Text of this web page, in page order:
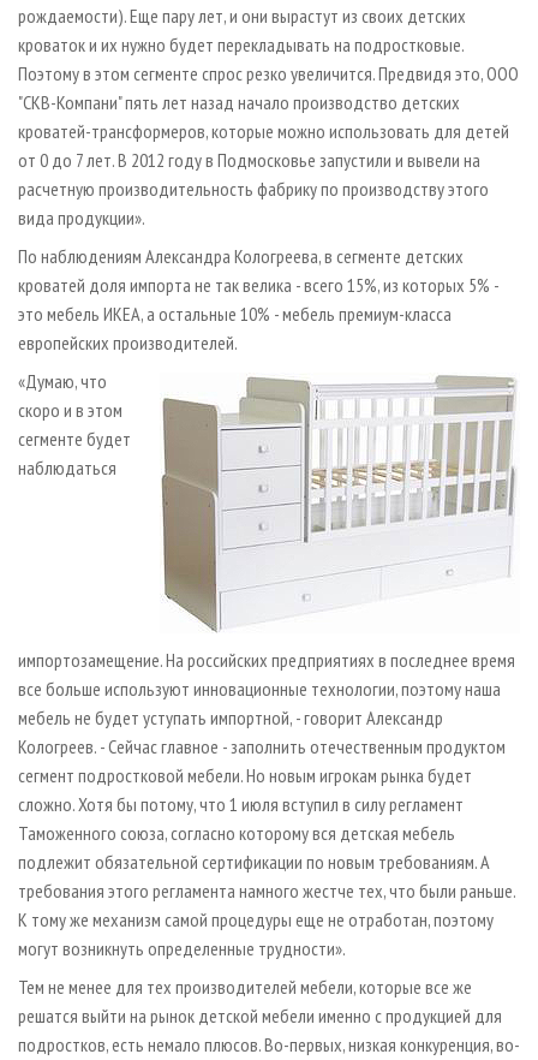
рождаемости). Еще пару лет, и они вырастут из своих детских
кроваток и их нужно будет перекладывать на подростковые.
Поэтому в этом сегменте спрос резко увеличится. Предвидя это, ООО
"СКВ-Компани" пять лет назад начало производство детских
кроватей-трансформеров, которые можно использовать для детей
от 0 до 7 лет. В 2012 году в Подмосковье запустили и вывели на
расчетную производительность фабрику по производству этого
вида продукции».
По наблюдениям Александра Кологреева, в сегменте детских
кроватей доля импорта не так велика - всего 15%, из которых 5% -
это мебель ИКЕА, а остальные 10% - мебель премиум-класса
европейских производителей.
«Думаю, что
скоро и в этом
сегменте будет
наблюдаться
импортозамещение. На российских предприятиях в последнее время
все больше используют инновационные технологии, поэтому наша
мебель не будет уступать импортной, - говорит Александр
Кологреев. - Сейчас главное - заполнить отечественным продуктом
сегмент подростковой мебели. Но новым игрокам рынка будет
сложно. Хотя бы потому, что 1 июля вступил в силу регламент
Таможенного союза, согласно которому вся детская мебель
подлежит обязательной сертификации по новым требованиям. А
требования этого регламента намного жестче тех, что были раньше.
К тому же механизм самой процедуры еще не отработан, поэтому
могут возникнуть определенные трудности».
Тем не менее для тех производителей мебели, которые все же
решатся выйти на рынок детской мебели именно с продукцией для
подростков, есть немало плюсов. Во-первых, низкая конкуренция, во-